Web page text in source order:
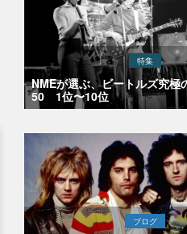
特集
NMEが選ぶ、ビートルズ究極
50 1位〜10位
ブログ